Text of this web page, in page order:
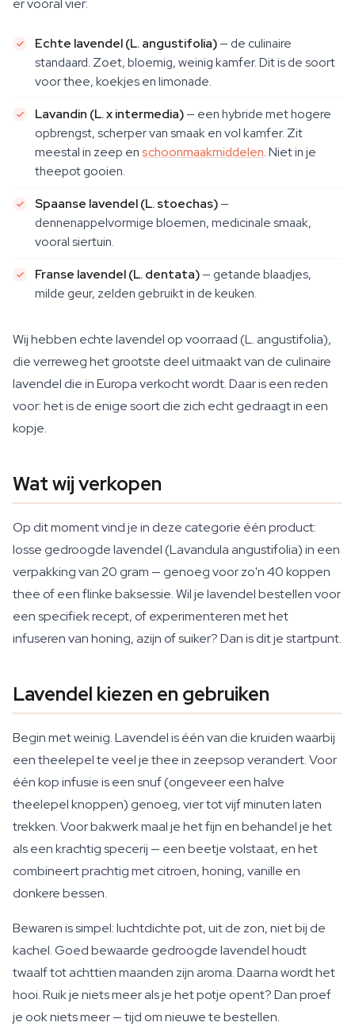
er vooral vier:
Echte lavendel (L. angustifolia)— de culinaire
standaard. Zoet, bloemig, weinig kamfer. Dit is de soort
voor thee, koekjes en limonade.
Lavandin (L. x intermedia)— een hybride met hogere
opbrengst, scherper van smaak en vol kamfer. Zit
meestal in zeep enschoonmaakmiddelen. Niet in je
theepot gooien.
Spaanse lavendel (L. stoechas)—
dennenappelvormige bloemen, medicinale smaak,
vooral siertuin.
Franse lavendel (L. dentata)— getande blaadjes,
milde geur, zelden gebruikt in de keuken.
Wij hebben echte lavendel op voorraad (L. angustifolia),
die verreweg het grootste deel uitmaakt van de culinaire
lavendel die in Europa verkocht wordt. Daar is een reden
voor: het is de enige soort die zich echt gedraagt in een
kopje.
Wat wij verkopen
Op dit moment vind je in deze categorie één product:
losse gedroogde lavendel (Lavandula angustifolia) in een
verpakking van 20 gram — genoeg voor zo'n 40 koppen
thee of een flinke baksessie. Wil je lavendel bestellen voor
een specifiek recept, of experimenteren met het
infuseren van honing, azijn of suiker? Dan is dit je startpunt.
Lavendel kiezen en gebruiken
Begin met weinig. Lavendel is één van die kruiden waarbij
een theelepel te veel je thee in zeepsop verandert. Voor
één kop infusie is een snuf (ongeveer een halve
theelepel knoppen) genoeg, vier tot vijf minuten laten
trekken. Voor bakwerk maal je het fijn en behandel je het
als een krachtig specerij — een beetje volstaat, en het
combineert prachtig met citroen, honing, vanille en
donkere bessen.
Bewaren is simpel: luchtdichte pot, uit de zon, niet bij de
kachel. Goed bewaarde gedroogde lavendel houdt
twaalf tot achttien maanden zijn aroma. Daarna wordt het
hooi. Ruik je niets meer als je het potje opent? Dan proef
je ook niets meer — tijd om nieuwe te bestellen.